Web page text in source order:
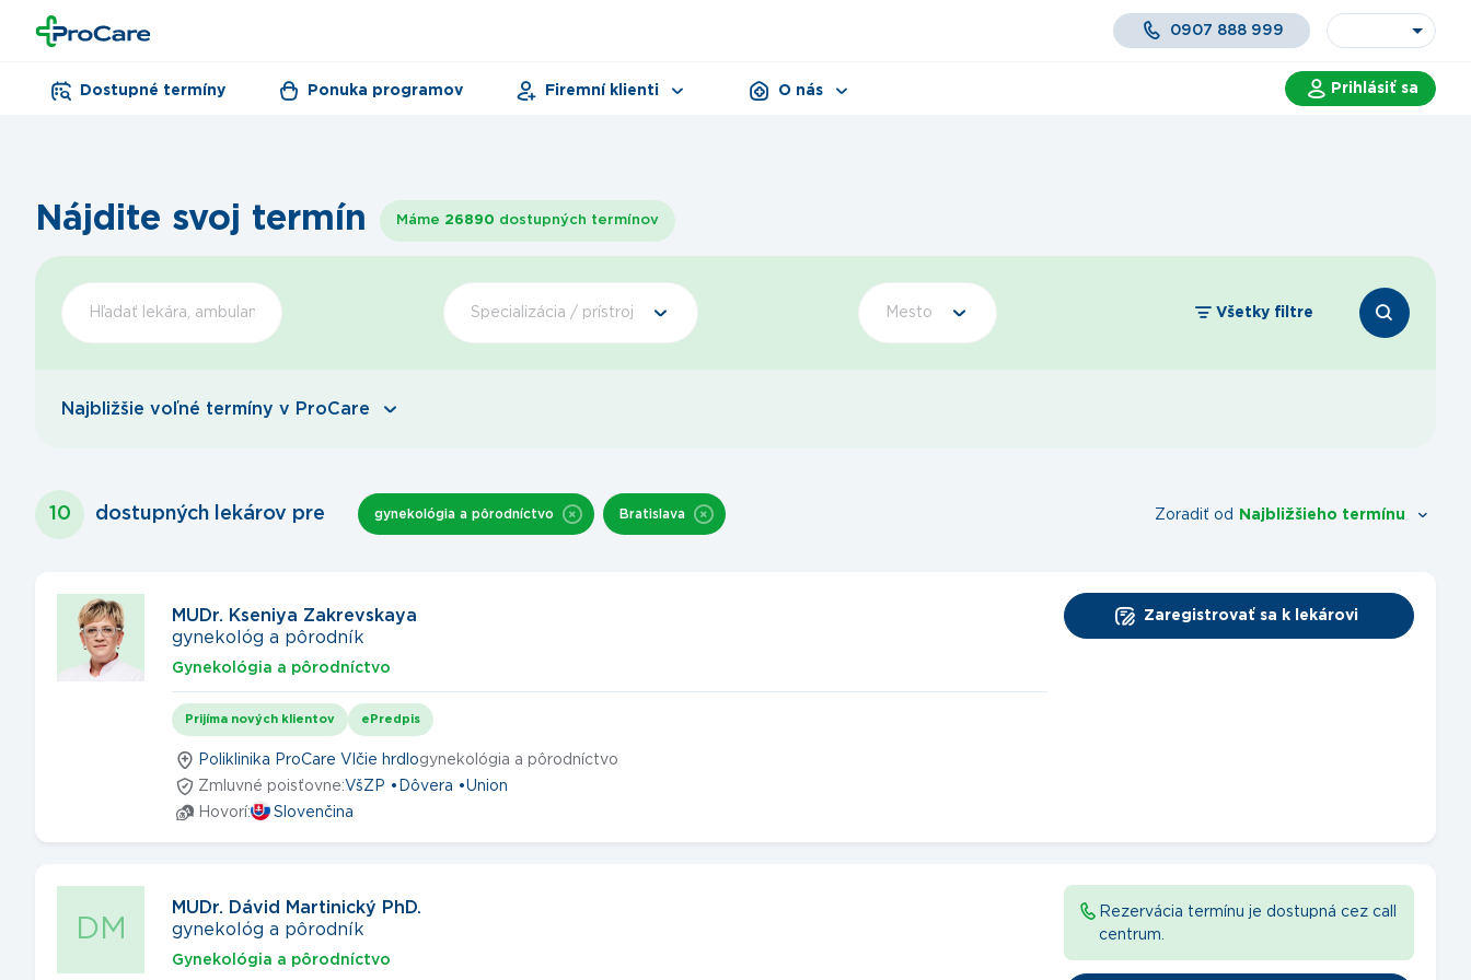
0907 888 999
Dostupné termíny Ponuka programov Firemní klienti O nás Prihlásiť sa
Nájdite svoj termín Máme 26890 dostupných termínov
Špecializácia / prístroj Mesto Všetky filtre
Najbližšie voľné termíny v ProCare
10 dostupných lekárov pre gynekológia a pôrodníctvo Bratislava Zoradiť od Najbližšieho termínu
MUDr. Kseniya Zakrevskaya
gynekológ a pôrodník
Gynekológia a pôrodníctvo
Prijíma nových klientov ePredpis
Poliklinika ProCare Vlčie hrdlogynekológia a pôrodníctvo
Zmluvné poisťovne:VšZP Dôvera
Union
Hovorí:
Slovenčina
Zaregistrovať sa k lekárovi
DM
MUDr. Dávid Martinický PhD.
gynekológ a pôrodník
Gynekológia a pôrodníctvo
Rezervácia termínu je dostupná cez call
centrum.